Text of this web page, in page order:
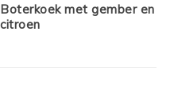
Boterkoek met gember en
citroen